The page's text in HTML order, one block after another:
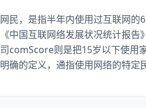
网民，是指半年内使用过互联网的
《中国互联网络发展状况统计报
司comScore则是把15岁以下使用
明确的定义，通指使用网络的特定